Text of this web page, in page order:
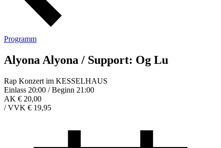
Programm
Alyona Alyona / Support: Og Lu
Rap Konzert im KESSELHAUS
Einlass 20:00 / Beginn 21:00
AK € 20,00
/VVK € 19,95